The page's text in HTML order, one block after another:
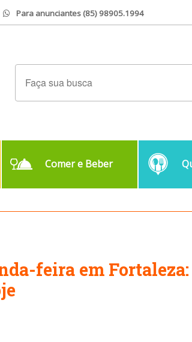
Para anunciantes (85) 98905.1994
Comer e Beber
feira em